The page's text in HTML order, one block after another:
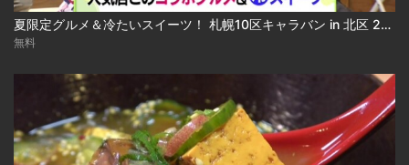
夏限定グルメ＆冷たいスイーツ！ 札幌10区キャラバン in 北区 2026-08-04
無料